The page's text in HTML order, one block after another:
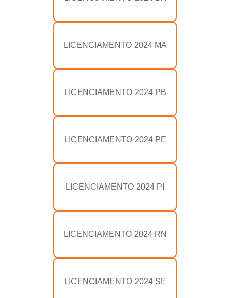
LICENCIAMENTO 2024 MA
LICENCIAMENTO 2024 PB
LICENCIAMENTO 2024 PE
LICENCIAMENTO 2024 PI
LICENCIAMENTO 2024 RN
LICENCIAMENTO 2024 SE